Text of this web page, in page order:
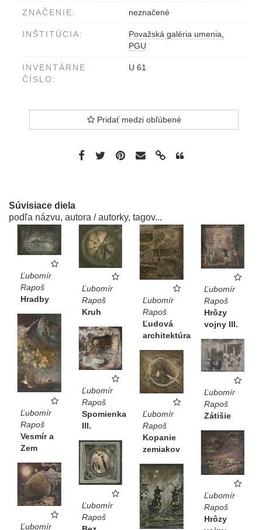
ZNAČENIE: neznačené
INŠTITÚCIA:
Považská galéria umenia,
PGU
INVENTÁRNE
ČÍSLO:
U 61
Pridať medzi obľúbené
Súvisiace diela
podľa názvu, autora / autorky, tagov...
Ľubomír
Rapoš
Hradby
Ľubomír
Rapoš
Kruh
Ľubomír
Rapoš
Ľudová
architektúra
Ľubomír
Rapoš
Hrôzy
vojny III.
Ľubomír
Rapoš
Vesmír a
Zem
Ľubomír
Rapoš
Spomienka
III.
Ľubomír
Rapoš
Zátišie
Ľubomír
Rapoš
Kopanie
zemiakov
Ľubomír
Rapoš
Hrôzy
Ľubomír
Rapoš
Ľubomír